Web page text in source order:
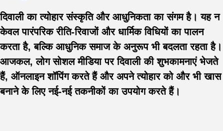
दिवाली का त्योहार संस्कृति और आधुनिकता का संगम है। यह न
केवल पारंपरिक रीति-रिवाजों और धार्मिक विधियों का पालन
करता है, बल्कि आधुनिक समाज के अनुरूप भी बदलता रहता है।
आजकल, लोग सोशल मीडिया पर दिवाली की शुभकामनाएं भेजते
हैं, ऑनलाइन शॉपिंग करते हैं और अपने त्योहार को और भी खास
बनाने के लिए नई-नई तकनीकों का उपयोग करते हैं।